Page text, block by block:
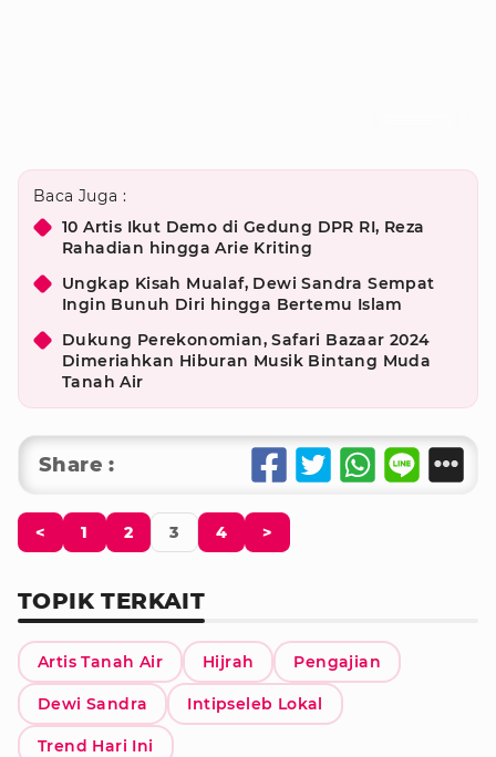
Baca Juga :
10 Artis Ikut Demo di Gedung DPR RI, Reza
Rahadian hingga Arie Kriting
Ungkap Kisah Mualaf, Dewi Sandra Sempat
Ingin Bunuh Diri hingga Bertemu Islam
Dukung Perekonomian, Safari Bazaar 2024
Dimeriahkan Hiburan Musik Bintang Muda
Tanah Air
Share :
< 1 2 3 4 >
TOPIK TERKAIT
Artis Tanah Air Hijrah Pengajian
Dewi Sandra Intipseleb Lokal
Trend Hari Ini